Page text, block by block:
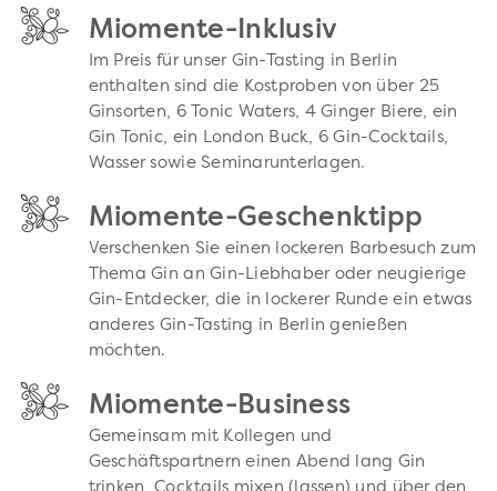
Miomente-Inklusiv
Im Preis für unser Gin-Tasting in Berlin
enthalten sind die Kostproben von über 25
Ginsorten, 6 Tonic Waters, 4 Ginger Biere, ein
Gin Tonic, ein London Buck, 6 Gin-Cocktails,
Wasser sowie Seminarunterlagen.
Miomente-Geschenktipp
Verschenken Sie einen lockeren Barbesuch zum
Thema Gin an Gin-Liebhaber oder neugierige
Gin-Entdecker, die in lockerer Runde ein etwas
anderes Gin-Tasting in Berlin genießen
möchten.
Miomente-Business
Gemeinsam mit Kollegen und
Geschäftspartnern einen Abend lang Gin